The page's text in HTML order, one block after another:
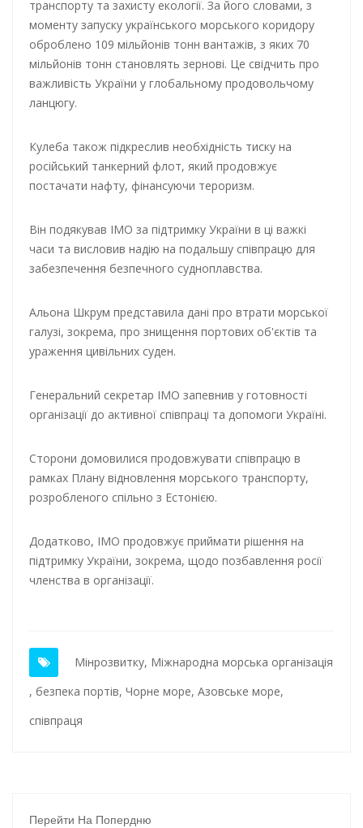
транспорту та захисту екології. За його словами, з
моменту запуску українського морського коридору
оброблено 109 мільйонів тонн вантажів, з яких 70
мільйонів тонн становлять зернові. Це свідчить про
важливість України у глобальному продовольчому
ланцюгу.
Кулеба також підкреслив необхідність тиску на
російський танкерний флот, який продовжує
постачати нафту, фінансуючи тероризм.
Він подякував ІМО за підтримку України в ці важкі
часи та висловив надію на подальшу співпрацю для
забезпечення безпечного судноплавства.
Альона Шкрум представила дані про втрати морської
галузі, зокрема, про знищення портових об'єктів та
ураження цивільних суден.
Генеральний секретар ІМО запевнив у готовності
організації до активної співпраці та допомоги Україні.
Сторони домовилися продовжувати співпрацю в
рамках Плану відновлення морського транспорту,
розробленого спільно з Естонією.
Додатково, ІМО продовжує приймати рішення на
підтримку України, зокрема, щодо позбавлення росії
членства в організації.
Мінрозвитку, Міжнародна морська організація
, безпека портів, Чорне море, Азовське море,
співпраця
Перейти На Попердню